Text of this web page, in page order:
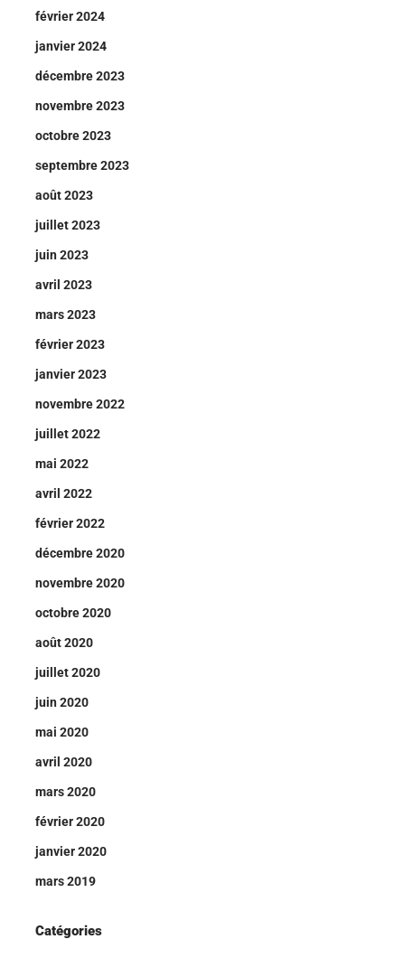
février 2024
janvier 2024
décembre 2023
novembre 2023
octobre 2023
septembre 2023
août 2023
juillet 2023
juin 2023
avril 2023
mars 2023
février 2023
janvier 2023
novembre 2022
juillet 2022
mai 2022
avril 2022
février 2022
décembre 2020
novembre 2020
octobre 2020
août 2020
juillet 2020
juin 2020
mai 2020
avril 2020
mars 2020
février 2020
janvier 2020
mars 2019
Catégories